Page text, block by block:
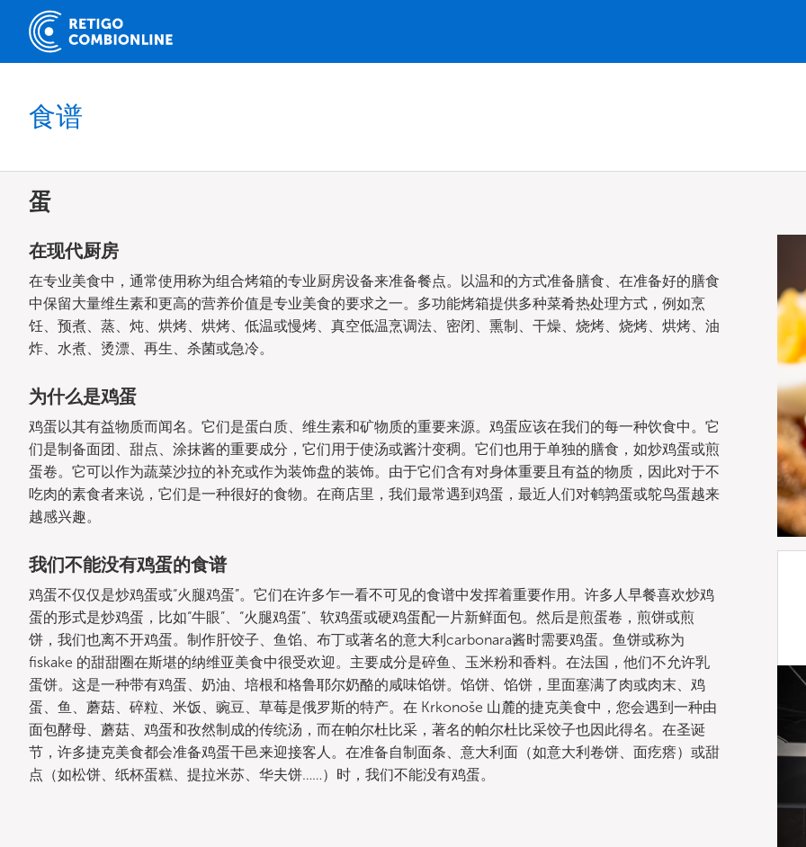
食谱
蛋
在现代厨房
在专业美食中，通常使用称为组合烤箱的专业厨房设备来准备餐点。以温和的方式准备膳食、在准备好的膳食
中保留大量维生素和更高的营养价值是专业美食的要求之一。多功能烤箱提供多种菜肴热处理方式，例如烹
饪、预煮、蒸、炖、烘烤、烘烤、低温或慢烤、真空低温烹调法、密闭、熏制、干燥、烧烤、烧烤、烘烤、油
炸、水煮、烫漂、再生、杀菌或急冷。
为什么是鸡蛋
鸡蛋以其有益物质而闻名。它们是蛋白质、维生素和矿物质的重要来源。鸡蛋应该在我们的每一种饮食中。它
们是制备面团、甜点、涂抹酱的重要成分，它们用于使汤或酱汁变稠。它们也用于单独的膳食，如炒鸡蛋或煎
蛋卷。它可以作为蔬菜沙拉的补充或作为装饰盘的装饰。由于它们含有对身体重要且有益的物质，因此对于不
吃肉的素食者来说，它们是一种很好的食物。在商店里，我们最常遇到鸡蛋，最近人们对鹌鹑蛋或鸵鸟蛋越来
越感兴趣。
我们不能没有鸡蛋的食谱
鸡蛋不仅仅是炒鸡蛋或“火腿鸡蛋”。它们在许多乍一看不可见的食谱中发挥着重要作用。许多人早餐喜欢炒鸡
蛋的形式是炒鸡蛋，比如“牛眼”、“火腿鸡蛋”、软鸡蛋或硬鸡蛋配一片新鲜面包。然后是煎蛋卷，煎饼或煎
饼，我们也离不开鸡蛋。制作肝饺子、鱼馅、布丁或著名的意大利carbonara酱时需要鸡蛋。鱼饼或称为
fiskake 的甜甜圈在斯堪的纳维亚美食中很受欢迎。主要成分是碎鱼、玉米粉和香料。在法国，他们不允许乳
蛋饼。这是一种带有鸡蛋、奶油、培根和格鲁耶尔奶酪的咸味馅饼。馅饼、馅饼，里面塞满了肉或肉末、鸡
蛋、鱼、蘑菇、碎粒、米饭、豌豆、草莓是俄罗斯的特产。在 Krkonoše 山麓的捷克美食中，您会遇到一种由
面包酵母、蘑菇、鸡蛋和孜然制成的传统汤，而在帕尔杜比采，著名的帕尔杜比采饺子也因此得名。在圣诞
节，许多捷克美食都会准备鸡蛋干邑来迎接客人。在准备自制面条、意大利面（如意大利卷饼、面疙瘩）或甜
点（如松饼、纸杯蛋糕、提拉米苏、华夫饼……）时，我们不能没有鸡蛋。